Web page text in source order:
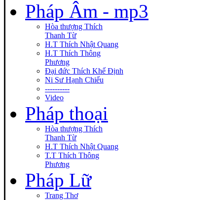
Pháp Âm - mp3
Hòa thượng Thích
Thanh Từ
H.T Thích Nhật Quang
H.T Thích Thông
Phương
Đại đức Thích Khế Định
Ni Sư Hạnh Chiếu
----------
Video
Pháp thoại
Hòa thượng Thích
Thanh Từ
H.T Thích Nhật Quang
T.T Thích Thông
Phương
Pháp Lữ
Trang Thơ